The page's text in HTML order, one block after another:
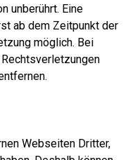
unberührt. Eine
ab dem Zeitpunkt der
möglich. Bei
Webseiten Dritter,